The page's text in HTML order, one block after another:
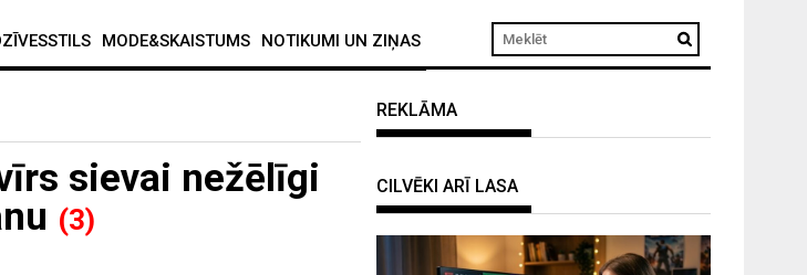
MODE&SKAISTUMS NOTIKUMI UN ZIŅAS
sievai nežēlīgi
(3)
REKLĀMA
CILVĒKI ARĪ LASA